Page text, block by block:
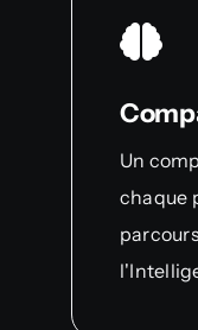
Un
chaque